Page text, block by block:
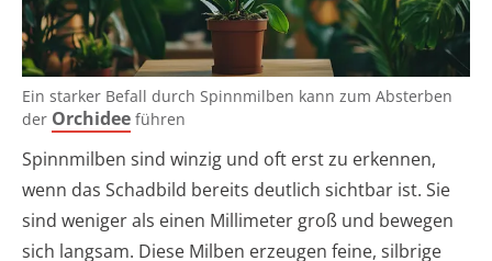
Ein starker Befall durch Spinnmilben kann zum Absterben
der Orchidee führen
Spinnmilben sind winzig und oft erst zu erkennen,
wenn das Schadbild bereits deutlich sichtbar ist. Sie
sind weniger als einen Millimeter groß und bewegen
sich langsam. Diese Milben erzeugen feine, silbrige